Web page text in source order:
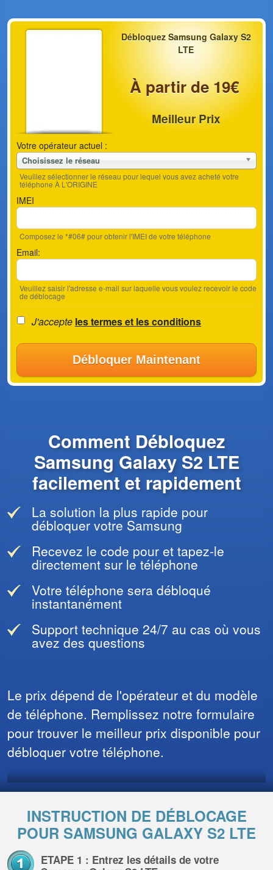
Débloquez Samsung Galaxy S2
LTE
À partir de 19€
Meilleur Prix
Votre opérateur actuel :
Choisissez le réseau
Veuillez sélectionner le réseau pour lequel vous avez acheté votre
téléphone À L'ORIGINE
IMEI
Composez le *#06# pour obtenir l'IMEI de votre téléphone
Email:
Veuillez saisir l'adresse e-mail sur laquelle vous voulez recevoir le code
de déblocage
J'accepte les termes et les conditions
Débloquer Maintenant
Comment Débloquez
Samsung Galaxy S2 LTE
facilement et rapidement
La solution la plus rapide pour
débloquer votre Samsung
Recevez le code pour et tapez-le
directement sur le téléphone
Votre téléphone sera débloqué
instantanément
Support technique 24/7 au cas où vous
avez des questions
Le prix dépend de l'opérateur et du modèle
de téléphone. Remplissez notre formulaire
pour trouver le meilleur prix disponible pour
débloquer votre téléphone.
INSTRUCTION DE DÉBLOCAGE
POUR SAMSUNG GALAXY S2 LTE
ETAPE 1 : Entrez les détails de votre